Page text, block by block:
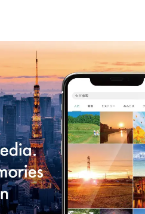
込
み
中
で
す